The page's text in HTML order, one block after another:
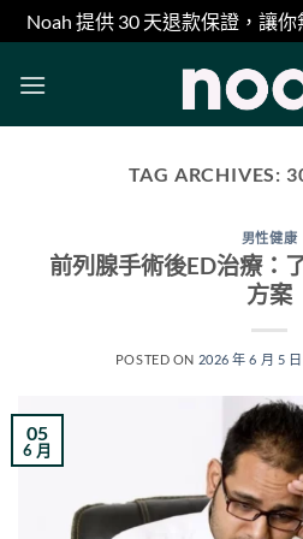
Noah 提供 30 天退款保證，讓你
TAG ARCHIVES:
男性健康
前列腺手術後ED治療：
方案
POSTED ON 2026 年 6 月 5 日
05
6 月